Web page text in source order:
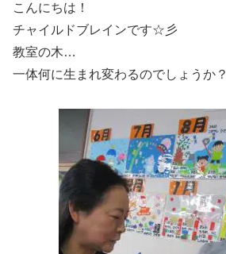
こんにちは！
チャイルドブレインです☆彡
教室の木…
一体何に生まれ変わるのでしょうか？